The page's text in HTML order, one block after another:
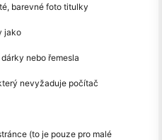
barevné foto titulky
jako
nebo řemesla
nevyžaduje počítač
(to je pouze pro malé